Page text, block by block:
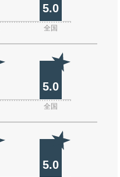
5.0
全国
5.0
全国
5.0